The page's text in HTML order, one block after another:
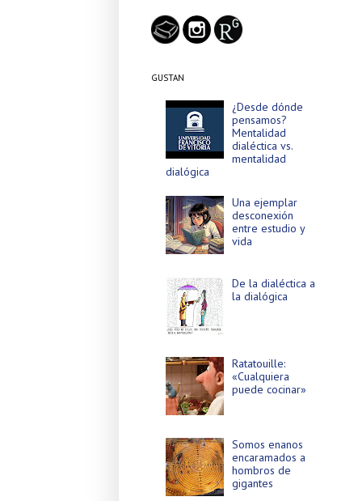
GUSTAN
¿Desde dónde
pensamos?
Mentalidad
dialéctica vs.
mentalidad
dialógica
Una ejemplar
desconexión
entre estudio y
vida
De la dialéctica a
la dialógica
Ratatouille:
«Cualquiera
puede cocinar»
Somos enanos
encaramados a
hombros de
gigantes